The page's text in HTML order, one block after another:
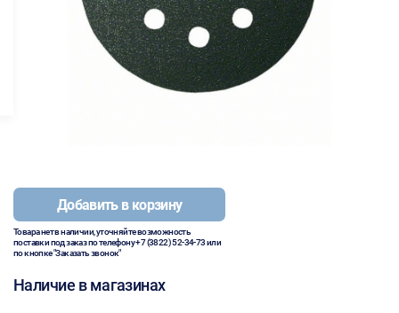
Добавить в корзину
Товара нет в наличии, уточняйте возможность
поставки под заказ по телефону+7 (3822) 52-34-73или
по кнопке "Заказать звонок"
Наличие в магазинах